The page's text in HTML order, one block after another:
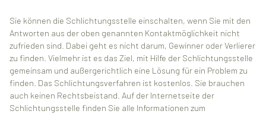
Sie können die Schlichtungsstelle einschalten, wenn Sie mit den
Antworten aus der oben genannten Kontaktmöglichkeit nicht
zufrieden sind. Dabei geht es nicht darum, Gewinner oder Verlierer
zu finden. Vielmehr ist es das Ziel, mit Hilfe der Schlichtungsstelle
gemeinsam und außergerichtlich eine Lösung für ein Problem zu
finden. Das Schlichtungsverfahren ist kostenlos. Sie brauchen
auch keinen Rechtsbeistand. Auf der Internetseite der
Schlichtungsstelle finden Sie alle Informationen zum